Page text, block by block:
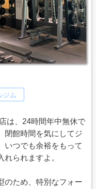
ジム
は、24時間年中無休で
閉館時間を気にしてジ
いつでも余裕をもって
られますよ。
のため、特別なフォー